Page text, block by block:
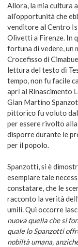
Allora, la mia cultura
all’opportunità che
venditore al Centro
Olivetti a Firenze. In
fortuna di vedere, un
Crocefisso di
lettura del testo di
tempo, non fu facile
aprì al Rinascimento
Gian Martino
pittorico fu voluto
per essere rivolto alla
disporre durante le
per il popolo.
Spanzotti, si è
esemplare tale
constatare, che le
racconto la verità
umili. Qui occorre
nuova quella che si
quale lo Spanzotti
nobiltà umana,